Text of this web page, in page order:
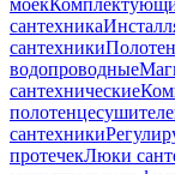
моек
сантехника
сантехники
водопроводные
сантехнические
сантехники
протечекЛюки